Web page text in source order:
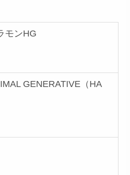
モンHG
GENERATIVE（HA